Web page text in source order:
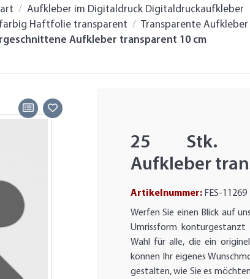
Aufkleber im Digitaldruck Digitaldruckaufkleber
Haftfolie transparent
Transparente
Aufkleber transparent 10 cm
25 Stk.
Aufkleber
Artikelnummer: FES-11269
Werfen Sie einen Blick auf
Umrissform
Wahl für alle, die ein
können Ihr eigenes
gestalten, wie Sie es